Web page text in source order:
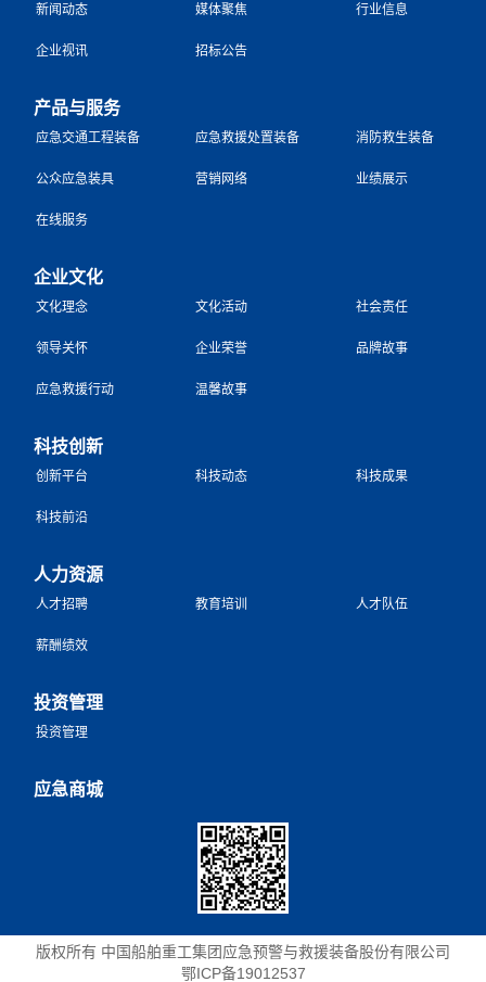
新闻动态 媒体聚焦 行业信息
企业视讯 招标公告
产品与服务
应急交通工程装备 应急救援处置装备 消防救生装备
公众应急装具 营销网络 业绩展示
在线服务
企业文化
文化理念 文化活动 社会责任
领导关怀 企业荣誉 品牌故事
应急救援行动 温馨故事
科技创新
创新平台 科技动态 科技成果
科技前沿
人力资源
人才招聘 教育培训 人才队伍
薪酬绩效
投资管理
投资管理
应急商城
版权所有 中国船舶重工集团应急预警与救援装备股份有限公司
鄂ICP备19012537